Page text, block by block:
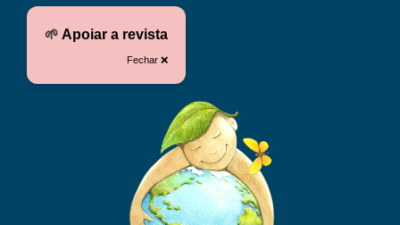
🌱 Apoiar a revista
Fechar ❌